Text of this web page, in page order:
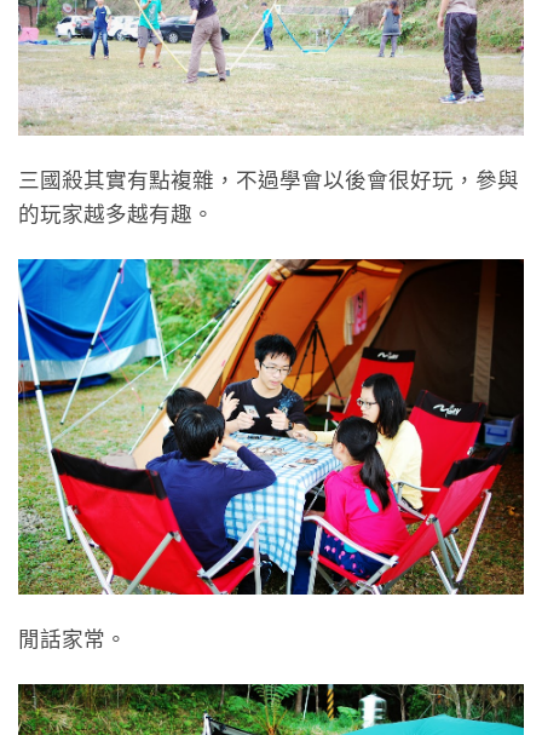
三國殺其實有點複雜，不過學會以後會很好玩，參與
的玩家越多越有趣。
閒話家常。